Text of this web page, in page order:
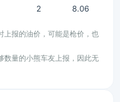
2 8.06
上报的油价，可能是枪价，也
数量的小熊车友上报，因此无